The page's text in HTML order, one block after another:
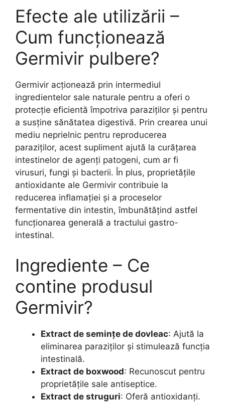
Efecte ale utilizării –
Cum funcționează
Germivir pulbere?
Germivir acționează prin intermediul
ingredientelor sale naturale pentru a oferi o
protecție eficientă împotriva paraziților și pentru
a susține sănătatea digestivă. Prin crearea unui
mediu neprielnic pentru reproducerea
paraziților, acest supliment ajută la curățarea
intestinelor de agenți patogeni, cum ar fi
virusuri, fungi și bacterii. În plus, proprietățile
antioxidante ale Germivir contribuie la
reducerea inflamației și a proceselor
fermentative din intestin, îmbunătățind astfel
funcționarea generală a tractului gastro-
intestinal.
Ingrediente – Ce
contine produsul
Germivir?
Extract de semințe de dovleac: Ajută la
eliminarea paraziților și stimulează funcția
intestinală.
Extract de boxwood: Recunoscut pentru
proprietățile sale antiseptice.
Extract de struguri: Oferă antioxidanți.